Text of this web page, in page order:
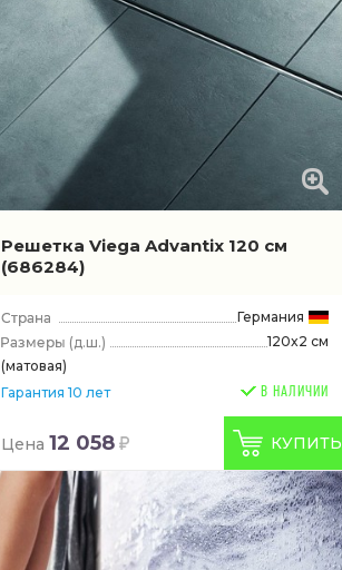
Решетка Viega Advantix 120 см
(686284)
Германия
(д.ш.)
120x2 см
(матовая)
Гарантия 10 лет
В НАЛИЧИИ
Цена 12 058 КУПИТЬ